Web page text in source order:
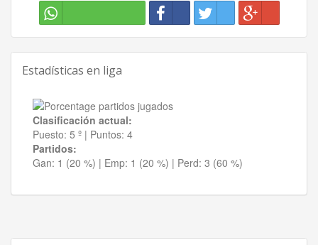
Estadísticas en liga
Clasificación actual:
Puesto: 5 º | Puntos: 4
Partidos:
Gan: 1 (20 %) | Emp: 1 (20 %) | Perd: 3 (60 %)